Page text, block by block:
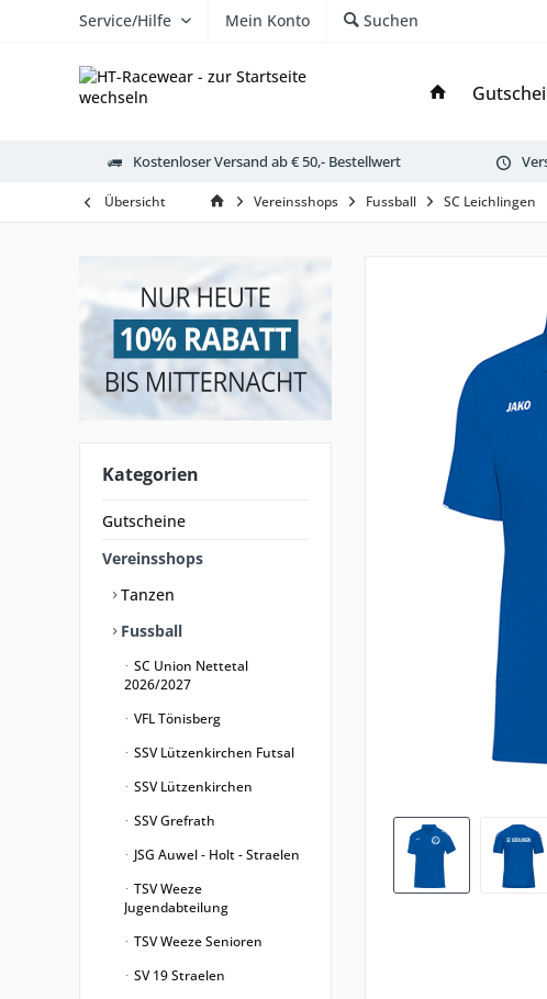
Service/Hilfe Mein Konto Suchen
Kostenloser Versand ab € 50,- Bestellwert
Übersicht Vereinsshops Fussball SC Leichlingen
Kategorien
Gutscheine
Vereinsshops
Tanzen
Fussball
SC Union Nettetal
2026/2027
VFL Tönisberg
SSV Lützenkirchen Futsal
SSV Lützenkirchen
SSV Grefrath
JSG Auwel - Holt - Straelen
TSV Weeze
Jugendabteilung
TSV Weeze Senioren
SV 19 Straelen